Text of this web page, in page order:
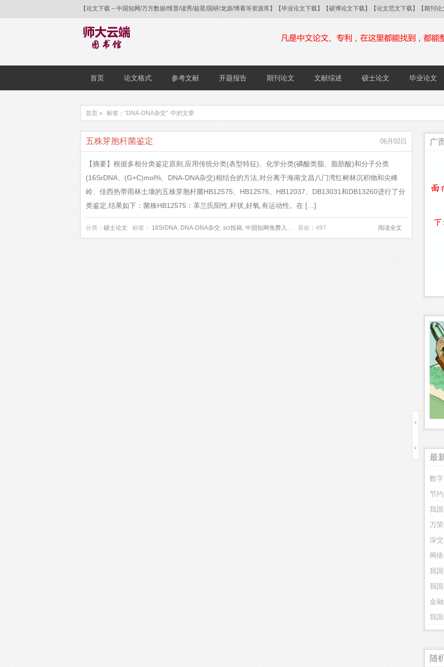
【论文下载 – 中国知网/万方数据/维普/读秀/超星/国研/龙源/博看等资源库】【毕业论文下载】【硕博论文下载】【论文范文下载】【期刊
首页 论文格式 参考文献 开题报告 期刊论文 文献综述 硕士论文 毕业论文
首页 » 标签：“DNA-DNA杂交” 中的文章
五株芽胞杆菌鉴定 06月02日
【摘要】根据多相分类鉴定原则,应用传统分类(表型特征)、化学分类(磷酸类脂、脂肪酸)和分子分类
(16SrDNA、(G+C)mol%、DNA-DNA杂交)相结合的方法,对分离于海南文昌八门湾红树林沉积物和尖峰
岭、佳西热带雨林土壤的五株芽胞杆菌HB12575、HB12576、HB12037、DB13031和DB13260进行了分
类鉴定,结果如下：菌株HB12575：革兰氏阳性,杆状,好氧,有运动性。在 […]
分类： 硕士论文 标签： 16SrDNA, DNA-DNA杂交, sci投稿, 中国知网免费入口 多相分类,宏观经济学论文 数模论文格式 ,
喜欢：497 阅读全文
广
最
数
我
万
网
我
我
金
我
随